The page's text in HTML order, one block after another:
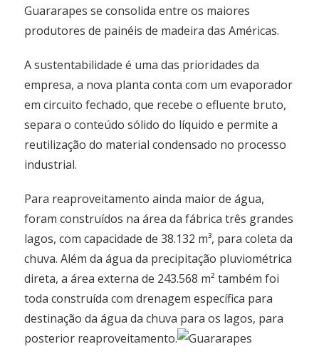
Guararapes se consolida entre os maiores
produtores de painéis de madeira das Américas.
A sustentabilidade é uma das prioridades da
empresa, a nova planta conta com um evaporador
em circuito fechado, que recebe o efluente bruto,
separa o conteúdo sólido do líquido e permite a
reutilização do material condensado no processo
industrial.
Para reaproveitamento ainda maior de água,
foram construídos na área da fábrica três grandes
lagos, com capacidade de 38.132 m³, para coleta da
chuva. Além da água da precipitação pluviométrica
direta, a área externa de 243.568 m² também foi
toda construída com drenagem específica para
destinação da água da chuva para os lagos, para
posterior reaproveitamento.